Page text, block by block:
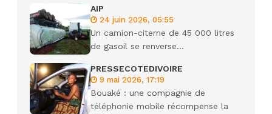
AIP
24 juin 2026, 05:55
Un camion-citerne de 45 000 litres
de gasoil se renverse...
PRESSECOTEDIVOIRE
9 mai 2026, 17:19
Bouaké : une compagnie de
téléphonie mobile récompense la